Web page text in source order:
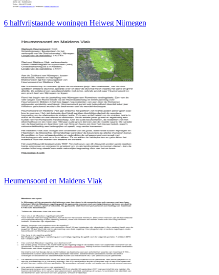
6 halfvrijstaande woningen Heiweg Nijmegen
Heumensoord en Maldens Vlak